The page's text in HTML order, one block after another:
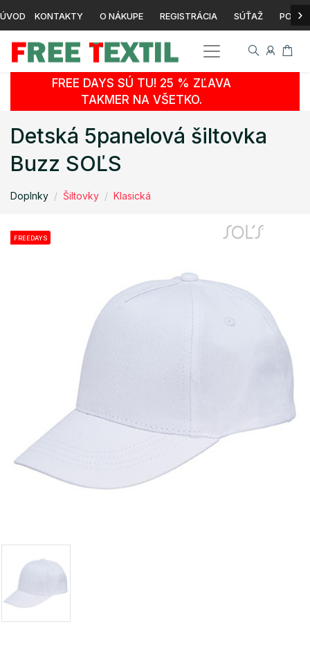
ÚVOD KONTAKTY O NÁKUPE REGISTRÁCIA SÚŤAŽ ›
FREE DAYS SÚ TU! 25 % ZĽAVA
TAKMER NA VŠETKO.
Detská 5panelová šiltovka
Buzz SOĽS
Doplnky Šiltovky Klasická
FREEDAYS